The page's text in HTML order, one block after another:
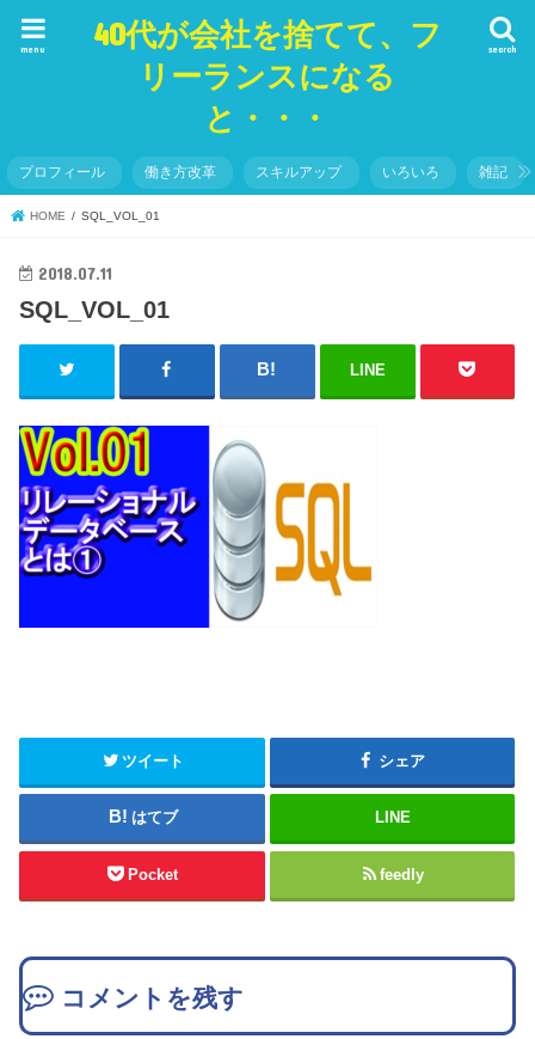
40代が会社を捨てて、フ
リーランスになる
と・・・
search
menu
プロフィール 働き方改革 スキルアップ いろいろ 雑記
HOME SQL_VOL_01
2018.07.11
SQL_VOL_01
LINE
ツイート シェア
はてブ LINE
Pocket feedly
コメントを残す